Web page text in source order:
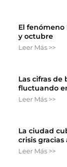
El
y octubre
Leer Más >>
Las cifras de
fluctuando
Leer Más >>
La ciudad
crisis gracias
Leer Más >>